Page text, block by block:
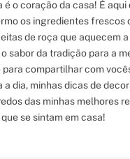
é o coração da casa! É aqui
os ingredientes frescos
de roça que aquecem
sabor da tradição para a
para compartilhar com
a dia, minhas dicas de
das minhas melhores
se sintam em casa!